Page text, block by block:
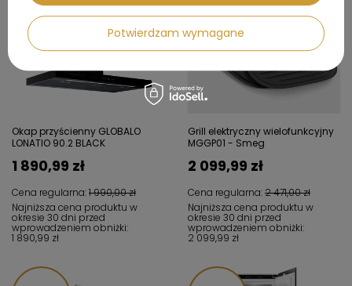
Okap przyścienny GLOBALO
LONATIO 90.2 BLACK
Cena regularna:1 990,00 zł
1 890,99 zł
Najniższa cena produktu w
okresie 30 dni przed
wprowadzeniem obniżki:
1 890,99 zł
Grill elektryczny wielofunkcyjny
MGGP01 - Smeg
Cena regularna:2 471,00 zł
2 099,99 zł
Najniższa cena produktu w
okresie 30 dni przed
wprowadzeniem obniżki:
2 099,99 zł
Potwierdzam wymagane